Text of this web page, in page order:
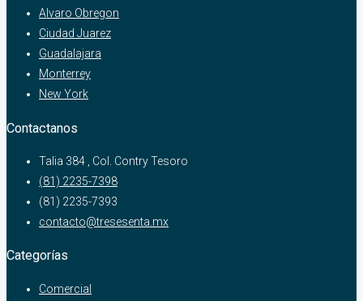
Alvaro Obregon
Ciudad Juarez
Guadalajara
Monterrey
New York
Contactanos
Talia 384 , Col. Contry Tesoro
(81) 2235-7398
(81) 2235-7393
contacto@tresesenta.mx
Categorías
Comercial